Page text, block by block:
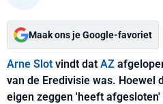
Maak ons je Google-favoriet
Arne Slot vindt dat AZ
van de Eredivisie was. Hoewel
eigen zeggen 'heeft